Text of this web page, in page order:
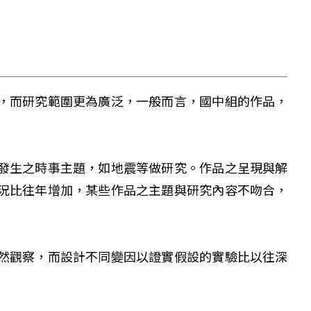
研究範圍更為廣泛，一般而言，國中組的作品，
生之時事主題，如地震等做研究。作品之呈現與解
往年增加，某些作品之主題與研究內容不吻合，
觀察，而設計不同變因以證實假設的實驗比以往深